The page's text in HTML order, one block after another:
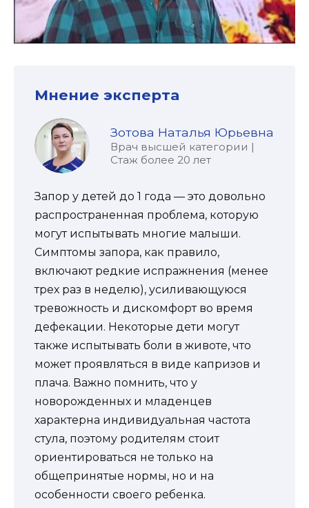
Мнение эксперта
Зотова Наталья Юрьевна
Врач высшей категории |
Стаж более 20 лет
Запор у детей до 1 года — это довольно
распространенная проблема, которую
могут испытывать многие малыши.
Симптомы запора, как правило,
включают редкие испражнения (менее
трех раз в неделю), усиливающуюся
тревожность и дискомфорт во время
дефекации. Некоторые дети могут
также испытывать боли в животе, что
может проявляться в виде капризов и
плача. Важно помнить, что у
новорожденных и младенцев
характерна индивидуальная частота
стула, поэтому родителям стоит
ориентироваться не только на
общепринятые нормы, но и на
особенности своего ребенка.